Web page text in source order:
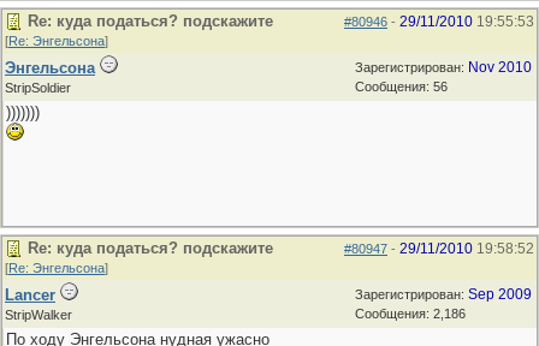
#80946 - 29/11/2010 19:55:53
Re: куда податься? подскажите
[Re: Энгельсона]
Зарегистрирован: Nov 2010
Сообщения: 56
Энгельсона
StripSoldier
)))))))
#80947 - 29/11/2010 19:58:52
Re: куда податься? подскажите
[Re: Энгельсона]
Зарегистрирован: Sep 2009
Сообщения: 2,186
Lancer
StripWalker
По ходу Энгельсона нудная ужасно